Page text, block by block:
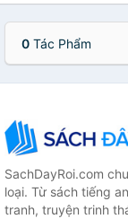
0 Tác Phẩm
SachDayRoi.com
loại. Từ sách tiếng
tranh, truyện trinh